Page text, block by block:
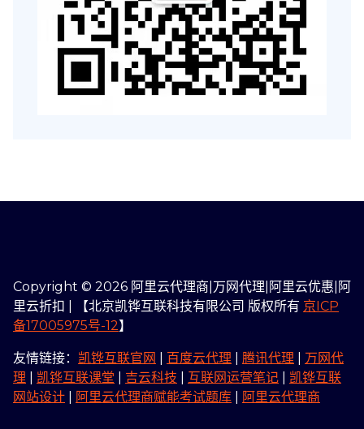
Copyright © 2026 阿里云代理商|万网代理|阿里云优惠|阿
里云折扣 | 【北京凯铧互联科技有限公司 版权所有 京ICP
备17005975号-12】
友情链接： 凯铧互联官网 百度云代理 腾讯代理
万网代
理
凯铧互联课堂 吉云科技 互联网运营笔记
凯铧互联
网站设计
阿里云代理商赋能考试题库 阿里云代理商